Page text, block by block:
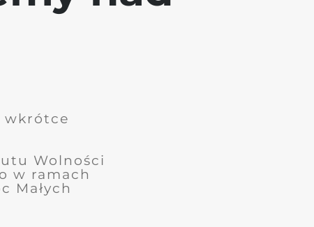
wkrótce
Wolności
w ramach
Małych